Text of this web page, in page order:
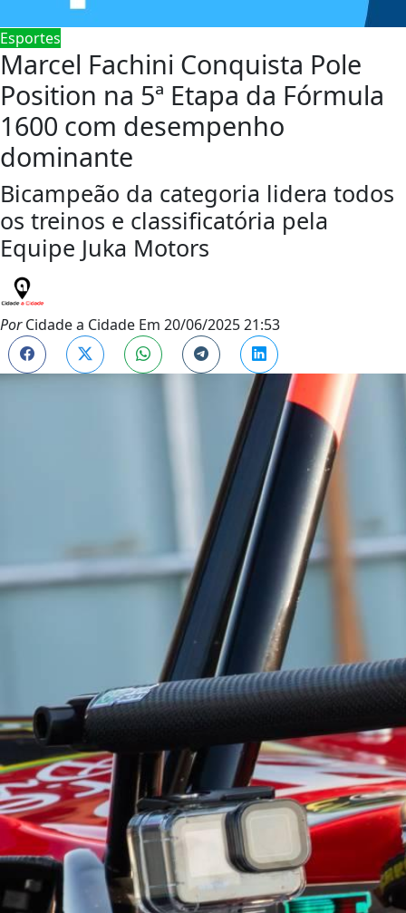
Esportes
Marcel Fachini Conquista Pole
Position na 5ª Etapa da Fórmula
1600 com desempenho
dominante
Bicampeão da categoria lidera todos
os treinos e classificatória pela
Equipe Juka Motors
PorCidade a Cidade Em 20/06/2025 21:53